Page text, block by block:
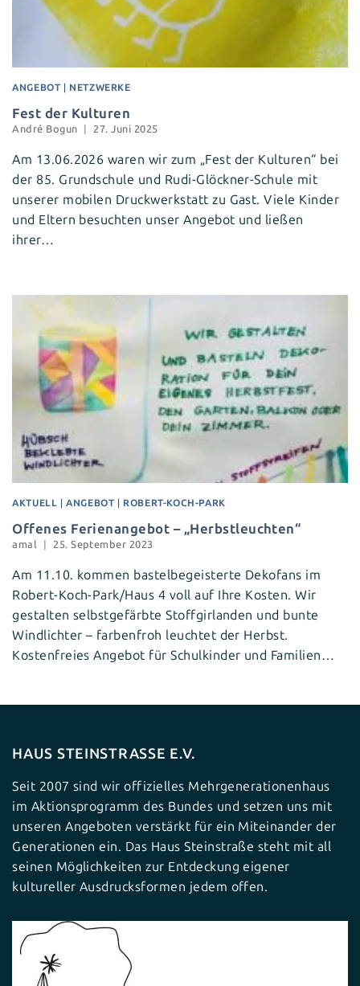
ANGEBOT | NETZWERKE
Fest der Kulturen
André Bogun 27. Juni 2025
Am 13.06.2026 waren wir zum „Fest der Kulturen“ bei
der 85. Grundschule und Rudi-Glöckner-Schule mit
unserer mobilen Druckwerkstatt zu Gast. Viele Kinder
und Eltern besuchten unser Angebot und ließen
ihrer…
AKTUELL |ANGEBOT ROBERT-KOCH-PARK
Offenes Ferienangebot – „Herbstleuchten“
amal 25. September 2023
Am 11.10. kommen bastelbegeisterte Dekofans im
Robert-Koch-Park/Haus 4 voll auf Ihre Kosten. Wir
gestalten selbstgefärbte Stoffgirlanden und bunte
Windlichter – farbenfroh leuchtet der Herbst.
Kostenfreies Angebot für Schulkinder und Familien…
HAUS STEINSTRASSE E.V.
Seit 2007 sind wir offizielles Mehrgenerationenhaus
im Aktionsprogramm des Bundes und setzen uns mit
unseren Angeboten verstärkt für ein Miteinander der
Generationen ein. Das Haus Steinstraße steht mit all
seinen Möglichkeiten zur Entdeckung eigener
kultureller Ausdrucksformen jedem offen.